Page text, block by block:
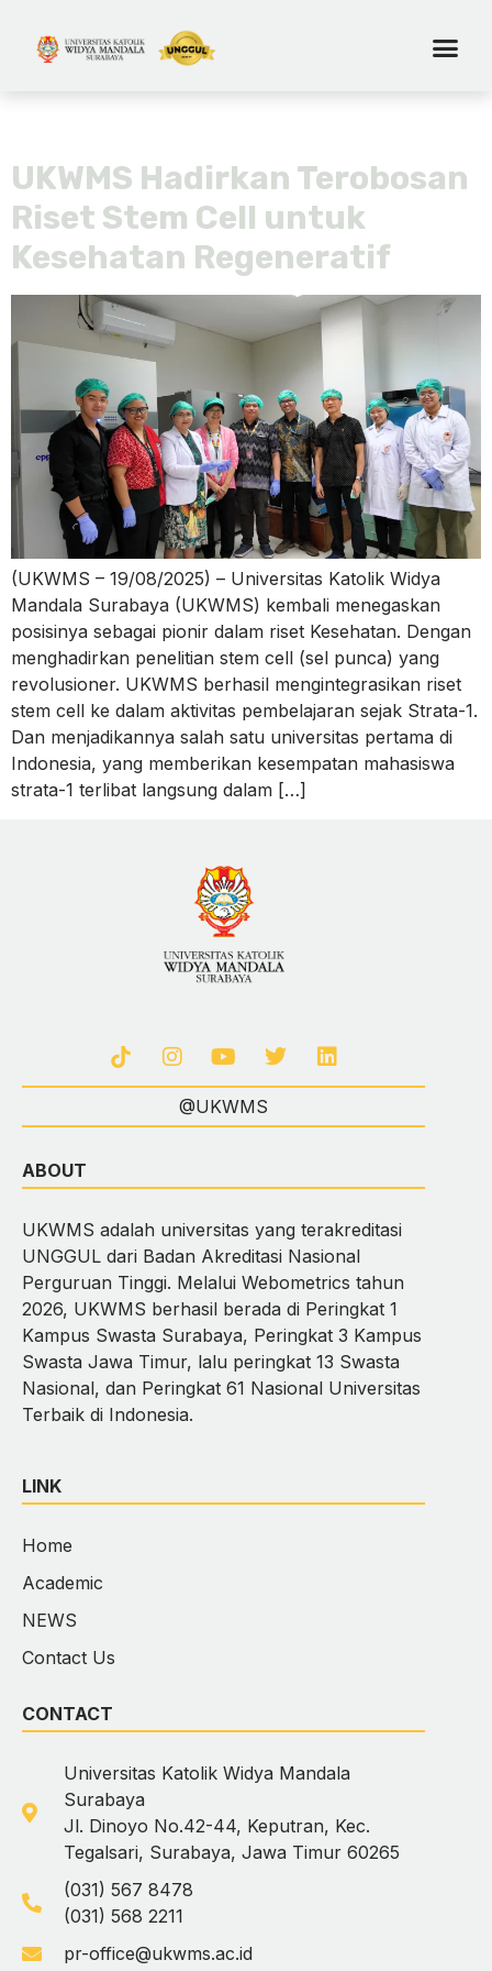
UKWMS Hadirkan Terobosan
Riset Stem Cell untuk
Kesehatan Regeneratif
(UKWMS – 19/08/2025) – Universitas Katolik Widya
Mandala Surabaya (UKWMS) kembali menegaskan
posisinya sebagai pionir dalam riset Kesehatan. Dengan
menghadirkan penelitian stem cell (sel punca) yang
revolusioner. UKWMS berhasil mengintegrasikan riset
stem cell ke dalam aktivitas pembelajaran sejak Strata-1.
Dan menjadikannya salah satu universitas pertama di
Indonesia, yang memberikan kesempatan mahasiswa
strata-1 terlibat langsung dalam […]
@UKWMS
ABOUT
UKWMS adalah universitas yang terakreditasi
UNGGUL dari Badan Akreditasi Nasional
Perguruan Tinggi. Melalui Webometrics tahun
2026, UKWMS berhasil berada di Peringkat 1
Kampus Swasta Surabaya, Peringkat 3 Kampus
Swasta Jawa Timur, lalu peringkat 13 Swasta
Nasional, dan Peringkat 61 Nasional Universitas
Terbaik di Indonesia.
LINK
Home
Academic
NEWS
Contact Us
CONTACT
Universitas Katolik Widya Mandala
Surabaya
Jl. Dinoyo No.42-44, Keputran, Kec.
Tegalsari, Surabaya, Jawa Timur 60265
(031) 567 8478
(031) 568 2211
pr-office@ukwms.ac.id